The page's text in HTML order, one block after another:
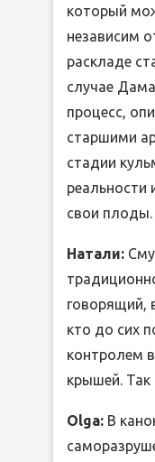
который
независим
раскладе
случае
процесс,
старшими
стадии
реальности
свои плоды.
Натали:
говорящий,
кто до сих
контролем
крышей. Так
Olga: В